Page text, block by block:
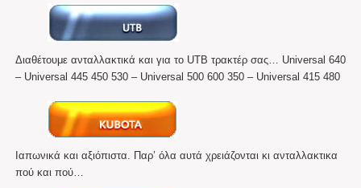
Διαθέτουμε ανταλλακτικά και για το UTB τρακτέρ σας… Universal 640
– Universal 445 450 530 – Universal 500 600 350 – Universal 415 480
Ιαπωνικά και αξιόπιστα. Παρ’ όλα αυτά χρειάζονται κι ανταλλακτικα
πού και πού…